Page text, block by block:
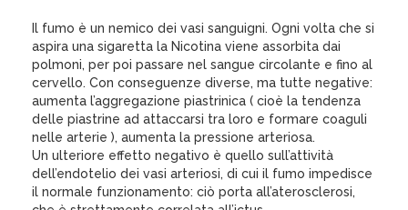
Il fumo è un nemico dei vasi sanguigni. Ogni volta che si
aspira una sigaretta la Nicotina viene assorbita dai
polmoni, per poi passare nel sangue circolante e fino al
cervello. Con conseguenze diverse, ma tutte negative:
aumenta l’aggregazione piastrinica ( cioè la tendenza
delle piastrine ad attaccarsi tra loro e formare coaguli
nelle arterie ), aumenta la pressione arteriosa.
Un ulteriore effetto negativo è quello sull’attività
dell’endotelio dei vasi arteriosi, di cui il fumo impedisce
il normale funzionamento: ciò porta all’aterosclerosi,